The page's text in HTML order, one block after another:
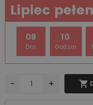
Lipiec
08
Dni
10
Godzin
- + 